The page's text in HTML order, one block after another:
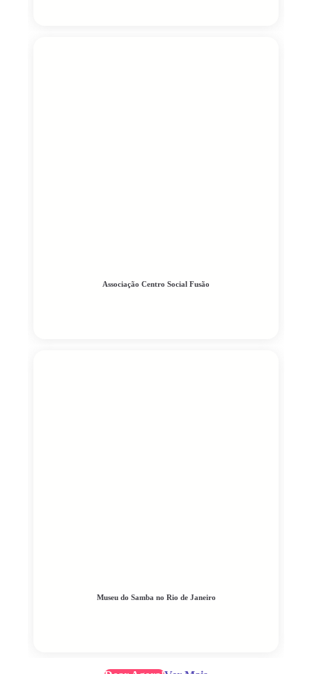
Associação Centro Social Fusão
Museu do Samba no Rio de Janeiro